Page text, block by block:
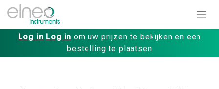
Log in Log in om uw prijzen te bekijken en een
bestelling te plaatsen